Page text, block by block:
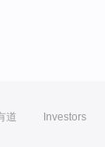
道 Investors